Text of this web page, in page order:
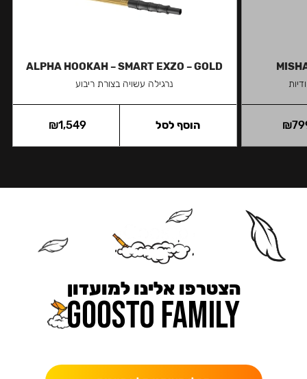
₪
ALPHA HOOKAH – SMART EXZO – GOLD
נרגילה עשויה בצורת ריבוע
₪1,549 הוסף לסל
הצטרפו אלינו למועדון